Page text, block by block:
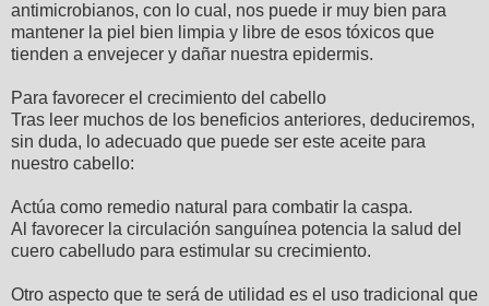
antimicrobianos, con lo cual, nos puede ir muy bien para
mantener la piel bien limpia y libre de esos tóxicos que
tienden a envejecer y dañar nuestra epidermis.
Para favorecer el crecimiento del cabello
Tras leer muchos de los beneficios anteriores, deduciremos,
sin duda, lo adecuado que puede ser este aceite para
nuestro cabello:
Actúa como remedio natural para combatir la caspa.
Al favorecer la circulación sanguínea potencia la salud del
cuero cabelludo para estimular su crecimiento.
Otro aspecto que te será de utilidad es el uso tradicional que